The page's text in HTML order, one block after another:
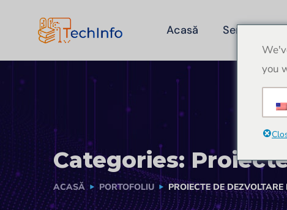
Acasă Servicii
Categories:
ACASĂ PORTOFOLIU PROIECTE DE
you